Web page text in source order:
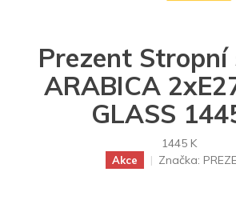
Prezent
ARABICA
GLASS
1445 K
Akce Značka: